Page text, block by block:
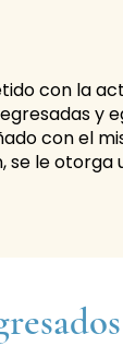
con la
y
con el
le otorga